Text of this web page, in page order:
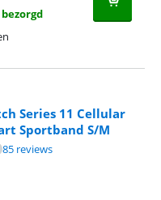
Series 11 Cellular
Sportband S/M
85 reviews.
85 reviews